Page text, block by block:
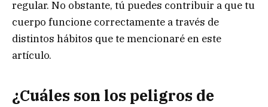
regular. No obstante, tú puedes contribuir a que tu
cuerpo funcione correctamente a través de
distintos hábitos que te mencionaré en este
artículo.
¿Cuáles son los peligros de